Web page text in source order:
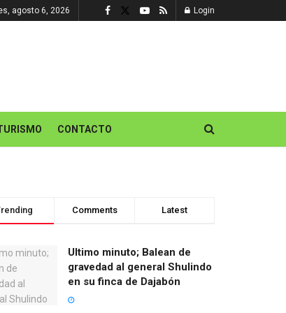
agosto 6, 2026 Login
CONTACTO
Comments Latest
Ultimo minuto; Balean de
gravedad al general Shulindo
en su finca de Dajabón